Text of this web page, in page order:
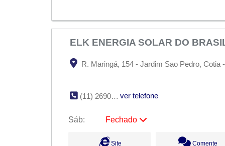
Sex:
09:00 - 18:00
Sáb:
Fechado
Dom:
Fechado
ELK ENERGIA SOLAR DO
R. Maringá, 154 - Jardim Sao Pedro, Cotia
(11) 2690-4144 ver telefone
Sáb:
Fechado
09:00 - 18:00
Site Comente